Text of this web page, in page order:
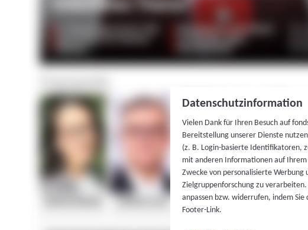
Datenschutzinformation
Vielen Dank für Ihren Besuch auf
Bereitstellung unserer Dienste
(z. B. Login-basierte Identifikatoren,
mit anderen Informationen auf
Zwecke von personalisierte
Zielgruppenforschung zu
anpassen bzw. widerrufen, indem
Footer-Link.